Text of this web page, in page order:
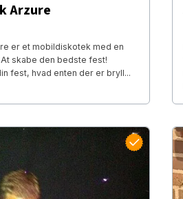
Arzure
er et mobildiskotek med en
skabe den bedste fest!
fest, hvad enten der er bryll...